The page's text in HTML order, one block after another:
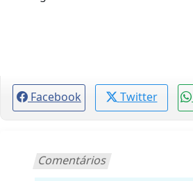
Facebook Twitter
Comentários